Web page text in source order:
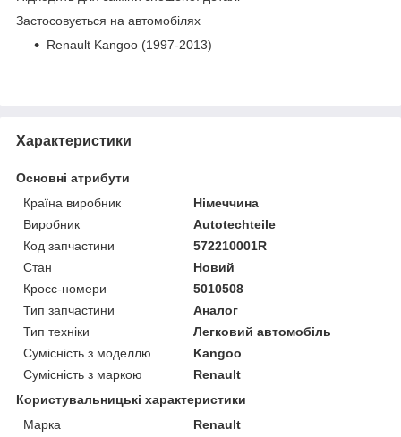
Застосовується на автомобілях
Renault Kangoo (1997-2013)
Характеристики
Основні атрибути
Країна виробник
Німеччина
Виробник
Autotechteile
Код запчастини
572210001R
Стан
Новий
Кросс-номери
5010508
Тип запчастини
Аналог
Тип техніки
Легковий автомобіль
Сумісність з моделлю
Kangoo
Сумісність з маркою
Renault
Користувальницькі характеристики
Марка
Renault